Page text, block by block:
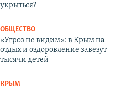
укрыться?
ОБЩЕСТВО
«Угроз не видим»: в Крым на
отдых и оздоровление завезут
тысячи детей
КРЫМ